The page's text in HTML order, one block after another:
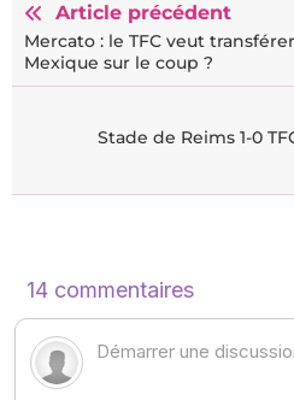
Article précédent
Mercato : le TFC veut
Mexique sur le coup ?
Stade de Reims 1-0